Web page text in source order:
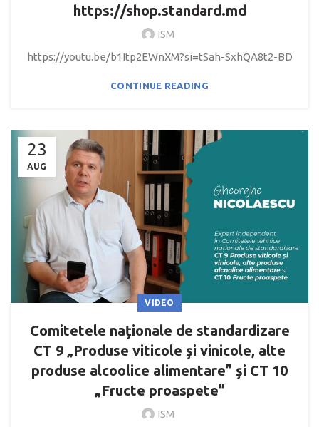
https://shop.standard.md
ISM
https://youtu.be/b1Itp2EWnXM?si=tSah-SxhQA8t2-BD
CONTINUE READING
23
AUG
VIDEO
Comitetele naționale de standardizare
CT 9 „Produse viticole și vinicole, alte
produse alcoolice alimentare” și CT 10
„Fructe proaspete”
ISM